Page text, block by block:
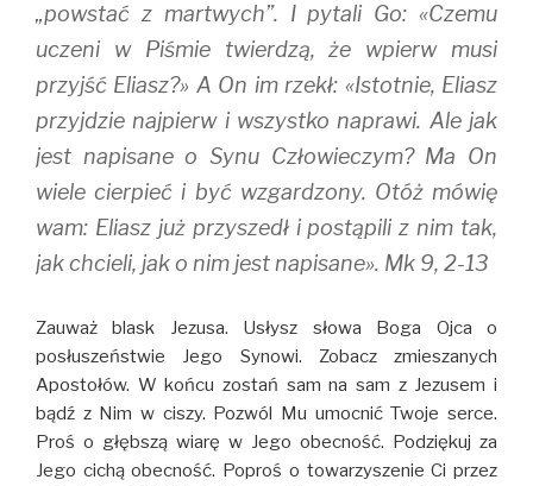
„powstać z martwych”. I pytali Go: «Czemu
uczeni w Piśmie twierdzą, że wpierw musi
przyjść Eliasz?» A On im rzekł: «Istotnie, Eliasz
przyjdzie najpierw i wszystko naprawi. Ale jak
jest napisane o Synu Człowieczym? Ma On
wiele cierpieć i być wzgardzony. Otóż mówię
wam: Eliasz już przyszedł i postąpili z nim tak,
jak chcieli, jak o nim jest napisane». Mk 9, 2-13
Zauważ blask Jezusa. Usłysz słowa Boga Ojca o
posłuszeństwie Jego Synowi. Zobacz zmieszanych
Apostołów. W końcu zostań sam na sam z Jezusem i
bądź z Nim w ciszy. Pozwól Mu umocnić Twoje serce.
Proś o głębszą wiarę w Jego obecność. Podziękuj za
Jego cichą obecność. Poproś o towarzyszenie Ci przez